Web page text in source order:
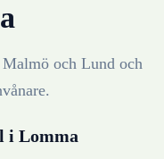
och Lund och
i Lomma